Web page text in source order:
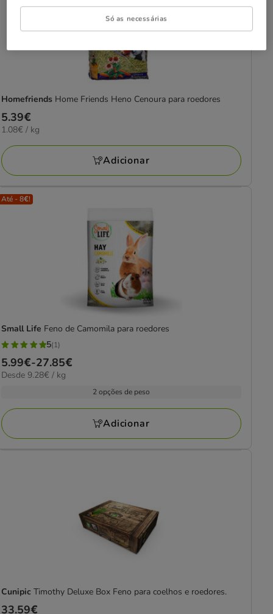
Homefriends Home Friends Heno Cenoura para roedores
Preço
5.39€
5.39€
1.08€
KG
1.08€ / kg
Adicionar
Até - 8€!
Small Life Feno de Camomila para roedores
5
estrelas
com
avaliações
5(1)
Preço
de
27.85€
5.99€-27.85€
9.28€
Desde 9.28€ / kg
2 opções de peso
Adicionar
Cunipic Timothy Deluxe Box Feno para coelhos e roedores.
Preço
33.59€
Só as necessárias